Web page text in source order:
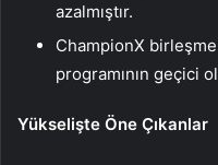
azalmıştır.
ChampionX birleşme
programının geçici
Yükselişte Öne Çıkanlar